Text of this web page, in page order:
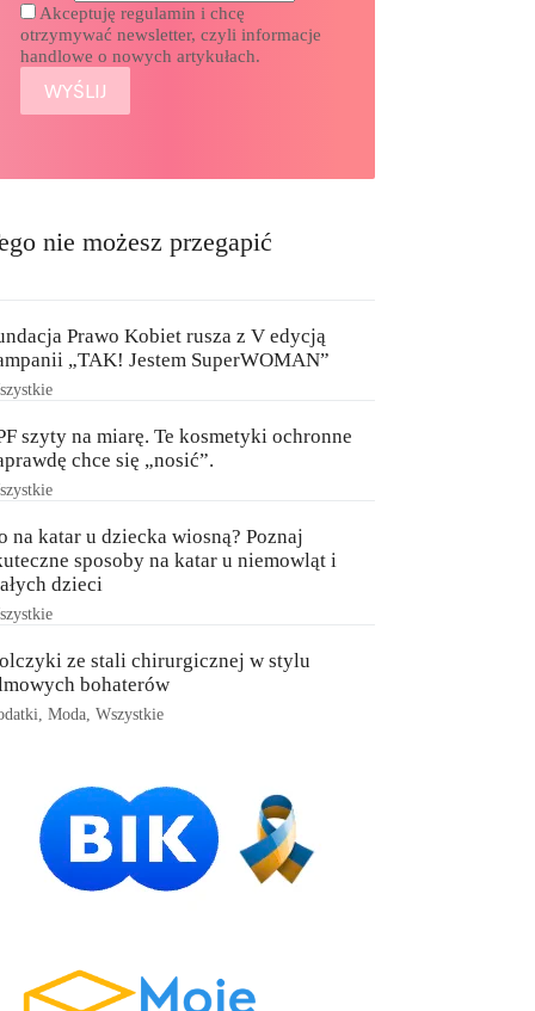
Akceptuję regulamin i chcę
otrzymywać newsletter, czyli informacje
handlowe o nowych artykułach.
nie możesz przegapić
Prawo Kobiet rusza z V edycją
„TAK! Jestem SuperWOMAN”
szyty na miarę. Te kosmetyki ochronne
chce się „nosić”.
na katar u dziecka wiosną? Poznaj
sposoby na katar u niemowląt i
dzieci
ze stali chirurgicznej w stylu
bohaterów
,Moda ,Wszystkie